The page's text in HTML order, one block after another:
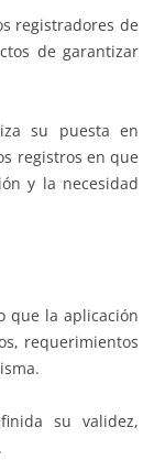
registradores de
de garantizar
su puesta en
registros en que
y la necesidad
que la aplicación
requerimientos
su validez,